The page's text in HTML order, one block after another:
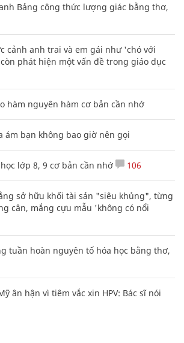
Bảng công thức lượng giác bằng thơ,
cảnh anh trai và em gái như 'chó với
phát hiện một vấn đề trong giáo dục
hàm nguyên hàm cơ bản cần nhớ
ám bạn không bao giờ nên gọi
lớp 8, 9 cơ bản cần nhớ 106
sở hữu khối tài sản "siêu khủng", từng
cân, mắng cựu mẫu 'không có nổi
tuần hoàn nguyên tố hóa học bằng thơ,
ân hận vì tiêm vắc xin HPV: Bác sĩ nói